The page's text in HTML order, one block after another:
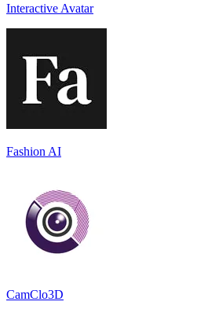
Interactive Avatar
Fashion AI
CamClo3D